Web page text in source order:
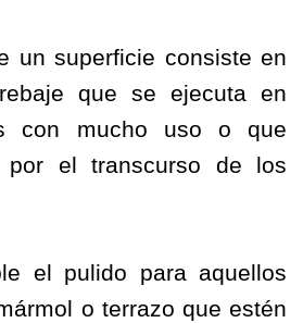
un superficie consiste en
que se ejecuta en
con mucho uso o que
por el transcurso de los
el pulido para aquellos
o terrazo que estén